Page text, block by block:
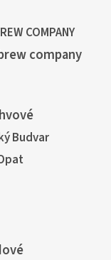
COMPANY
company
Budvar